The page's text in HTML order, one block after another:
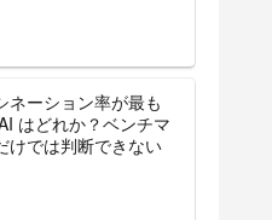
ネーション率が最も
はどれか？ベンチマ
けでは判断できない